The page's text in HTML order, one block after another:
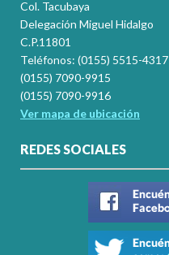
Col. Tacubaya
Delegación Miguel Hidalgo
C.P.11801
Teléfonos: (0155) 5515-4317
(0155) 7090-9915
(0155) 7090-9916
Ver mapa de ubicación
REDES SOCIALES